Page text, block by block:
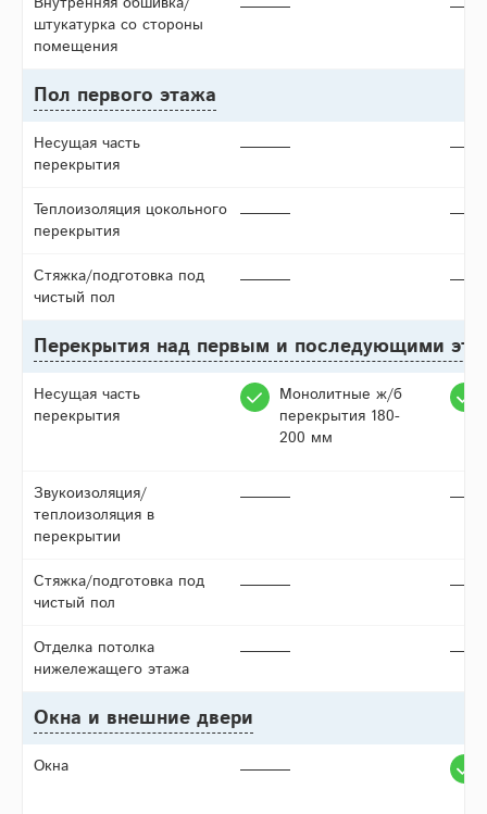
штукатурка со стороны
помещения
Пол первого этажа
Несущая часть
перекрытия
Теплоизоляция цокольного
перекрытия
Стяжка/подготовка под
чистый пол
Перекрытия над первым и последующими
Несущая часть
перекрытия
Монолитные ж/б
перекрытия 180-
200 мм
Звукоизоляция/
теплоизоляция в
перекрытии
Стяжка/подготовка под
чистый пол
Отделка потолка
нижележащего этажа
Окна и внешние двери
Окна